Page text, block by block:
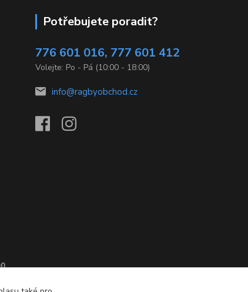
Potřebujete poradit?
776 601 016, 777 601 412
Volejte: Po - Pá (10:00 - 18:00)
info@ragbyobchod.cz